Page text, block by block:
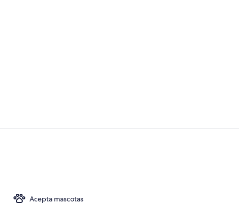
Acepta mascotas